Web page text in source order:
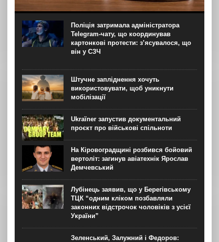
Господарський суд Рівненської області вирішив стягнути
з ТОВ “Домпромбуд” на користь ДП Міністерства
оборони “Агенція оборонних закупівель” 24,88 млн грн за
невчасно поставлені дрони. Про це свідчить рішення
суду...
Поліція затримала адміністратора
Telegram-чату, що координував
картонкові протести: з’ясувалося, що
він у СЗЧ
Штучне запліднення хочуть
використовувати, щоб уникнути
мобілізації
Ukraїner запустив документальний
проєкт про військові спільноти
На Кіровоградщині розбився бойовий
вертоліт: загинув авіатехнік Ярослав
Демчевський
Лубінець заявив, що у Берегівському
ТЦК “одним кліком позбавляли
законних відстрочок чоловіків з усієї
України”
Зеленський, Залужний і Федоров: